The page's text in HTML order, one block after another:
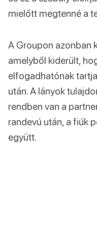
mielőtt megtenné a
A Groupon azonban
amelyből kiderült,
elfogadhatónak
után. A lányok
rendben van a
randevú után, a fiúk
együtt.